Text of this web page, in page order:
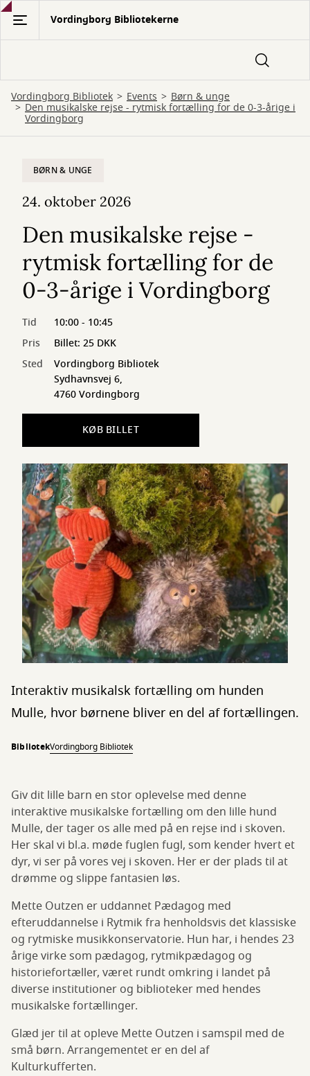
Gå
hovedindhold
Vordingborg Bibliotekerne
Vordingborg Bibliotek Events Børn & unge
Den musikalske rejse - rytmisk fortælling for de 0-3-årige i
Vordingborg
BØRN & UNGE
24. oktober 2026
Den musikalske rejse -
rytmisk fortælling for de
0-3-årige i Vordingborg
Tid
10:00 - 10:45
Pris
Billet: 25 DKK
Sted
Vordingborg Bibliotek
Sydhavnsvej 6,
4760 Vordingborg
KØB BILLET
Interaktiv musikalsk fortælling om hunden
Mulle, hvor børnene bliver en del af fortællingen.
BibliotekVordingborg Bibliotek
Giv dit lille barn en stor oplevelse med denne
interaktive musikalske fortælling om den lille hund
Mulle, der tager os alle med på en rejse ind i skoven.
Her skal vi bl.a. møde fuglen fugl, som kender hvert et
dyr, vi ser på vores vej i skoven. Her er der plads til at
drømme og slippe fantasien løs.
Mette Outzen er uddannet Pædagog med
efteruddannelse i Rytmik fra henholdsvis det klassiske
og rytmiske musikkonservatorie. Hun har, i hendes 23
årige virke som pædagog, rytmikpædagog og
historiefortæller, været rundt omkring i landet på
diverse institutioner og biblioteker med hendes
musikalske fortællinger.
Glæd jer til at opleve Mette Outzen i samspil med de
små børn. Arrangementet er en del af
Kulturkufferten.